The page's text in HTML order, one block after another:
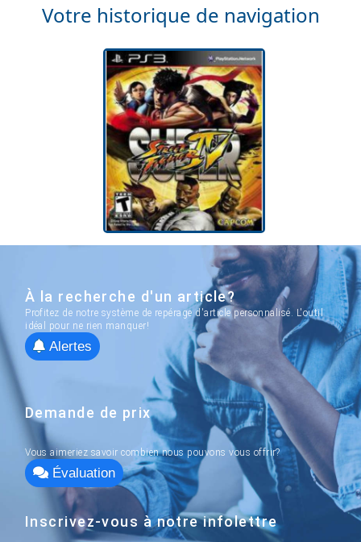
Votre historique de navigation
À la recherche d'un article?
Profitez de notre système de repérage d'article personnalisé. L'outil
idéal pour ne rien manquer!
Alertes
Demande de prix
Vous aimeriez savoir combien nous pouvons vous offrir?
Évaluation
Inscrivez-vous à notre infolettre